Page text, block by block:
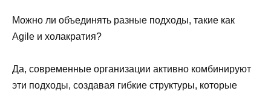
Можно ли объединять разные подходы, такие как
Agile и холакратия?
Да, современные организации активно комбинируют
эти подходы, создавая гибкие структуры, которые